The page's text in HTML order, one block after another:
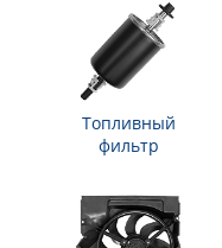
Топливный
фильтр